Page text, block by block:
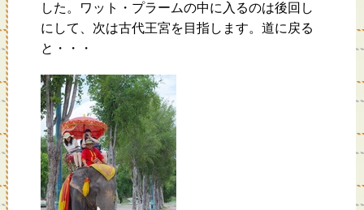
した。ワット・プラームの中に入るのは後回し
にして、次は古代王宮を目指します。道に戻る
と・・・